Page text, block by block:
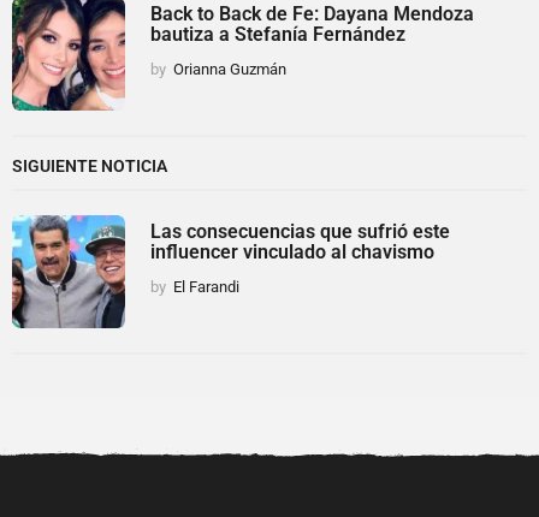
Back to Back de Fe: Dayana Mendoza
bautiza a Stefanía Fernández
by Orianna Guzmán
SIGUIENTE NOTICIA
Las consecuencias que sufrió este
influencer vinculado al chavismo
by El Farandi